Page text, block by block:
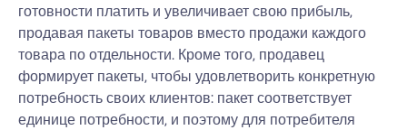
готовности платить и увеличивает свою прибыль,
продавая пакеты товаров вместо продажи каждого
товара по отдельности. Кроме того, продавец
формирует пакеты, чтобы удовлетворить конкретную
потребность своих клиентов: пакет соответствует
единице потребности, и поэтому для потребителя